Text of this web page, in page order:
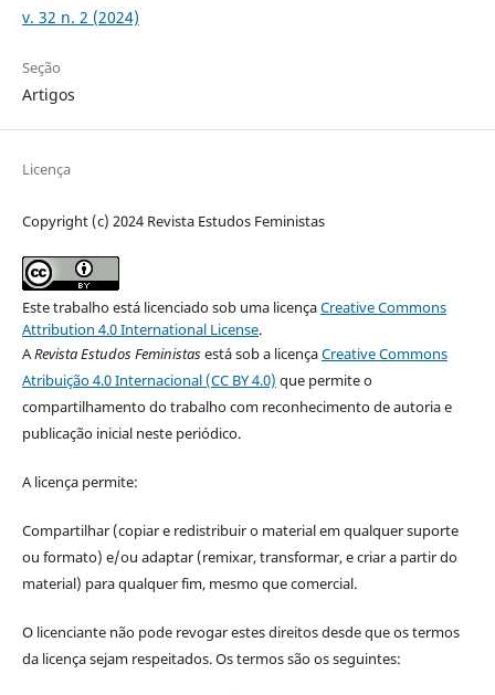
v. 32 n. 2 (2024)
Seção
Artigos
Licença
Copyright (c) 2024 Revista Estudos Feministas
Este trabalho está licenciado sob uma licençaCreative Commons
Attribution 4.0 International License.
ARevista Estudos Feministasestá sob a licençaCreative Commons
Atribuição 4.0 Internacional (CC BY 4.0) que permite o
compartilhamento do trabalho com reconhecimento de autoria e
publicação inicial neste periódico.
A licença permite:
Compartilhar (copiar e redistribuir o material em qualquer suporte
ou formato) e/ou adaptar (remixar, transformar, e criar a partir do
material) para qualquer fim, mesmo que comercial.
O licenciante não pode revogar estes direitos desde que os termos
da licença sejam respeitados. Os termos são os seguintes: